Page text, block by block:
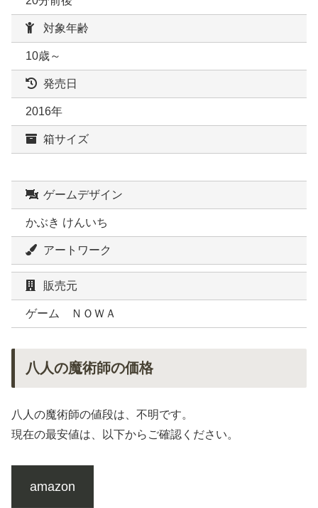
対象年齢
10歳～
発売日
2016年
箱サイズ
ゲームデザイン
かぶき けんいち
アートワーク
販売元
ゲーム ＮＯＷＡ
八人の魔術師の価格
八人の魔術師の値段は、不明です。
現在の最安値は、以下からご確認ください。
amazon